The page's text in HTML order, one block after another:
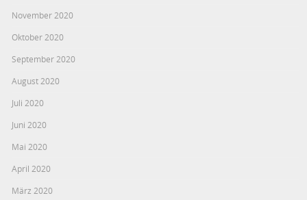
November 2020
Oktober 2020
September 2020
August 2020
Juli 2020
Juni 2020
Mai 2020
April 2020
März 2020